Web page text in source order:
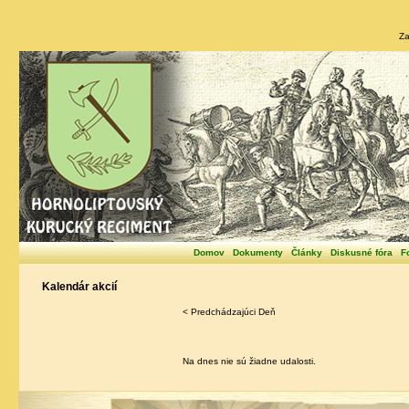
Domov Dokumenty Články Diskusné fóra
Kalendár akcií
< Predchádzajúci Deň
Na dnes nie sú žiadne udalosti.